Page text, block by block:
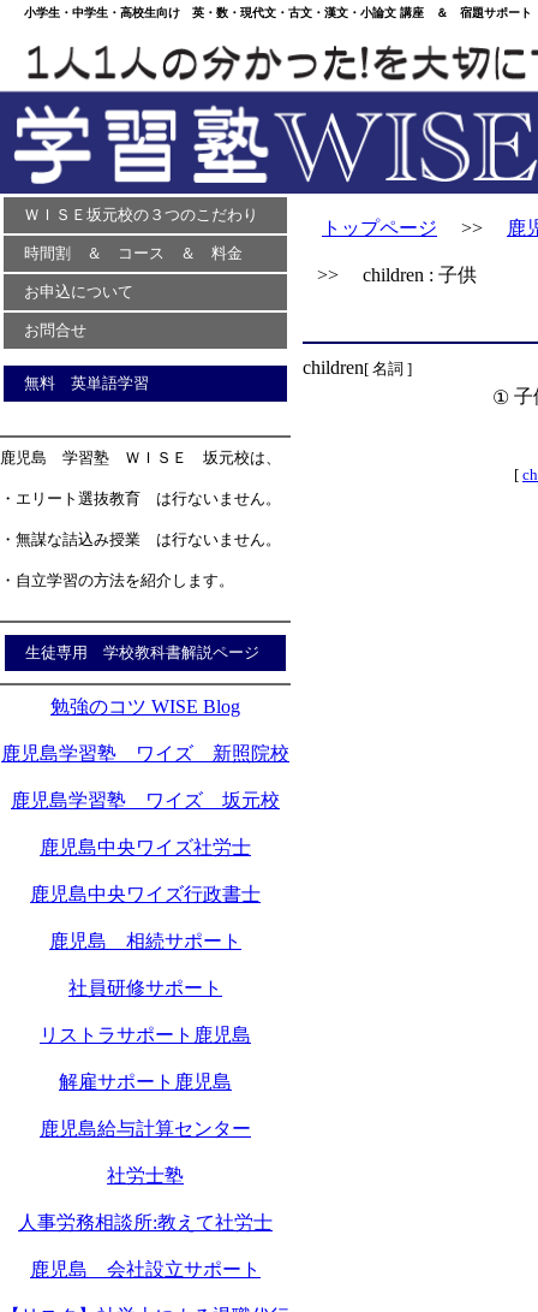
小学生・中学生・高校生向け 英・数・現代文・古文・漢文・小論文 講座 ＆ 宿題サポー
ＷＩＳＥ坂元校の３つのこだわり
時間割 ＆ コース ＆ 料金
お申込について
お問合せ
無料 英単語学習
鹿児島 学習塾 ＷＩＳＥ 坂元校は、
・エリート選抜教育 は行ないません。
・無謀な詰込み授業 は行ないません。
・自立学習の方法を紹介します。
生徒専用 学校教科書解説ページ
勉強のコツ WISE Blog
鹿児島学習塾 ワイズ 新照院校
鹿児島学習塾 ワイズ 坂元校
鹿児島中央ワイズ社労士
鹿児島中央ワイズ行政書士
鹿児島 相続サポート
社員研修サポート
リストラサポート鹿児島
解雇サポート鹿児島
鹿児島給与計算センター
社労士塾
人事労務相談所:教えて社労士
鹿児島 会社設立サポート
トップページ >> 鹿
>> children : 子供
children[ 名詞 ]
① 子
[